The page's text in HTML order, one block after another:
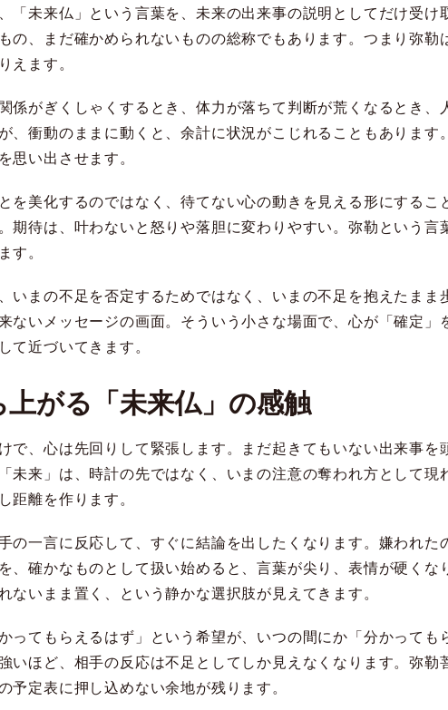
「未来仏」という言葉を、未来の出来事の説明としてだけ受
の、まだ確かめられないものの総称でもあります。つまり弥
えます。
係がぎくしゃくするとき、体力が落ちて判断が荒くなるとき
、衝動のままに動くと、余計に状況がこじれることもありま
思い出させます。
を美化するのではなく、待てない心の動きを見える形にする
期待は、叶わないと怒りや落胆に変わりやすい。弥勒という言
す。
いまの不足を否定するためではなく、いまの不足を抱えたま
ないメッセージの画面。そういう小さな場面で、心が「確定
て近づいてきます。
がる「未来仏」の感触
で、心は先回りして緊張します。まだ起きてもいない出来事
未来」は、時計の先ではなく、いまの注意の奪われ方として
距離を作ります。
の一言に反応して、すぐに結論を出したくなります。嫌われ
、確かなものとして扱い始めると、言葉が尖り、表情が硬く
ないまま置く、という静かな選択肢が見えてきます。
ってもらえるはず」という希望が、いつの間にか「分かって
いほど、相手の反応は不足としてしか見えなくなります。弥
予定表に押し込めない余地が残ります。